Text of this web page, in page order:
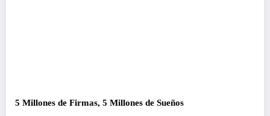
5 Millones de Firmas, 5 Millones de Sueños